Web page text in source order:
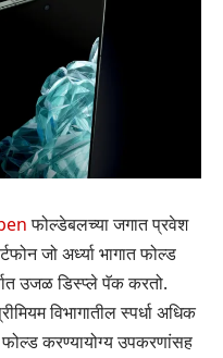
फोल्डेबलच्या जगात प्रवेश
जो अर्ध्या भागात फोल्ड
उजळ डिस्प्ले पॅक करतो.
विभागातील स्पर्धा अधिक
करण्यायोग्य उपकरणांसह